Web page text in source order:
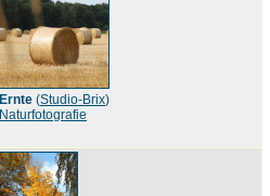
Ernte (Studio-Brix)
Naturfotografie